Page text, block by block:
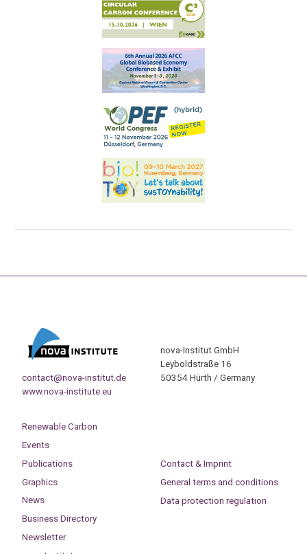
contact@nova-institut.de
www.nova-institute.eu
nova-Institut GmbH
Leyboldstraße 16
50354 Hürth / Germany
Renewable Carbon
Events
Publications
Graphics
News
Business Directory
Newsletter
Contact & Imprint
General terms and conditions
Data protection regulation